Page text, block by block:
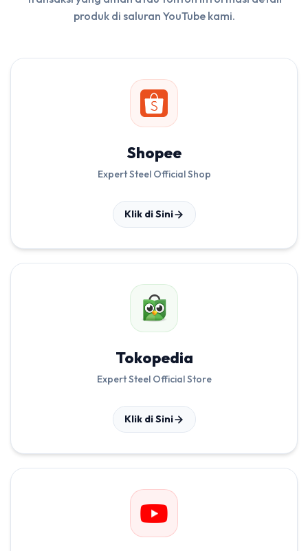
produk di saluran YouTube kami.
Shopee
Expert Steel Official Shop
Klik di Sini
Tokopedia
Expert Steel Official Store
Klik di Sini